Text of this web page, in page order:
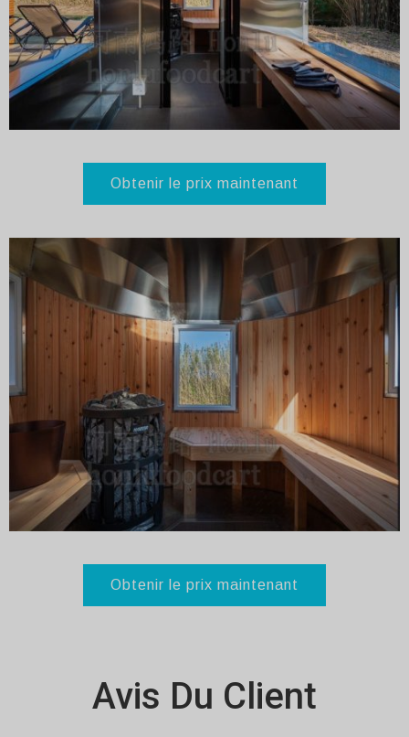
Obtenir le prix maintenant
Obtenir le prix maintenant
Avis Du Client